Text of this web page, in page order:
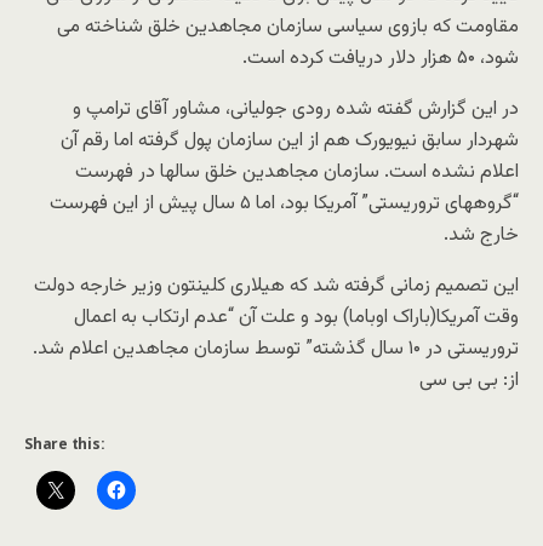
مقاومت که بازوی سیاسی سازمان مجاهدین خلق شناخته می
شود، ۵۰ هزار دلار دریافت کرده است.
در این گزارش گفته شده رودی جولیانی، مشاور آقای ترامپ و
شهردار سابق نیویورک هم از این سازمان پول گرفته اما رقم آن
اعلام نشده است. سازمان مجاهدین خلق سالها در فهرست
“گروههای تروریستی” آمریکا بود، اما ۵ سال پیش از این فهرست
خارج شد.
این تصمیم زمانی گرفته شد که هیلاری کلینتون وزیر خارجه دولت
وقت آمریکا(باراک اوباما) بود و علت آن “عدم ارتکاب به اعمال
تروریستی در ۱۰ سال گذشته” توسط سازمان مجاهدین اعلام شد.
از: بی بی سی
Share this: